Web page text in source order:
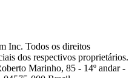
Inc. Todos os direitos
dos respectivos proprietários.
Marinho, 85 - 14º andar -